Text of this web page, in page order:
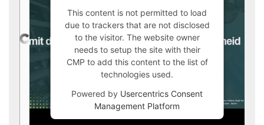
This content is not permitted to load
due to trackers that are not disclosed
to the visitor. The website owner
needs to setup the site with their
CMP to add this content to the list of
technologies used.
Powered by Usercentrics Consent
Management Platform